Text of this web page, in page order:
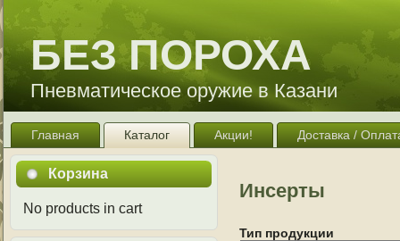
БЕЗ ПОРОХА
Пневматическое оружие в Казани
Главная Каталог Акции! Доставка /
Корзина
No products in cart
Инсерты
Тип продукции